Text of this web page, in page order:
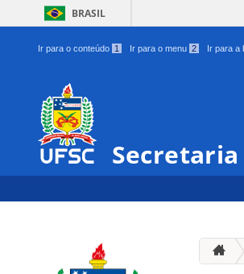
BRASIL
Ir para o conteúdo 1 Ir para o menu 2 Ir para a